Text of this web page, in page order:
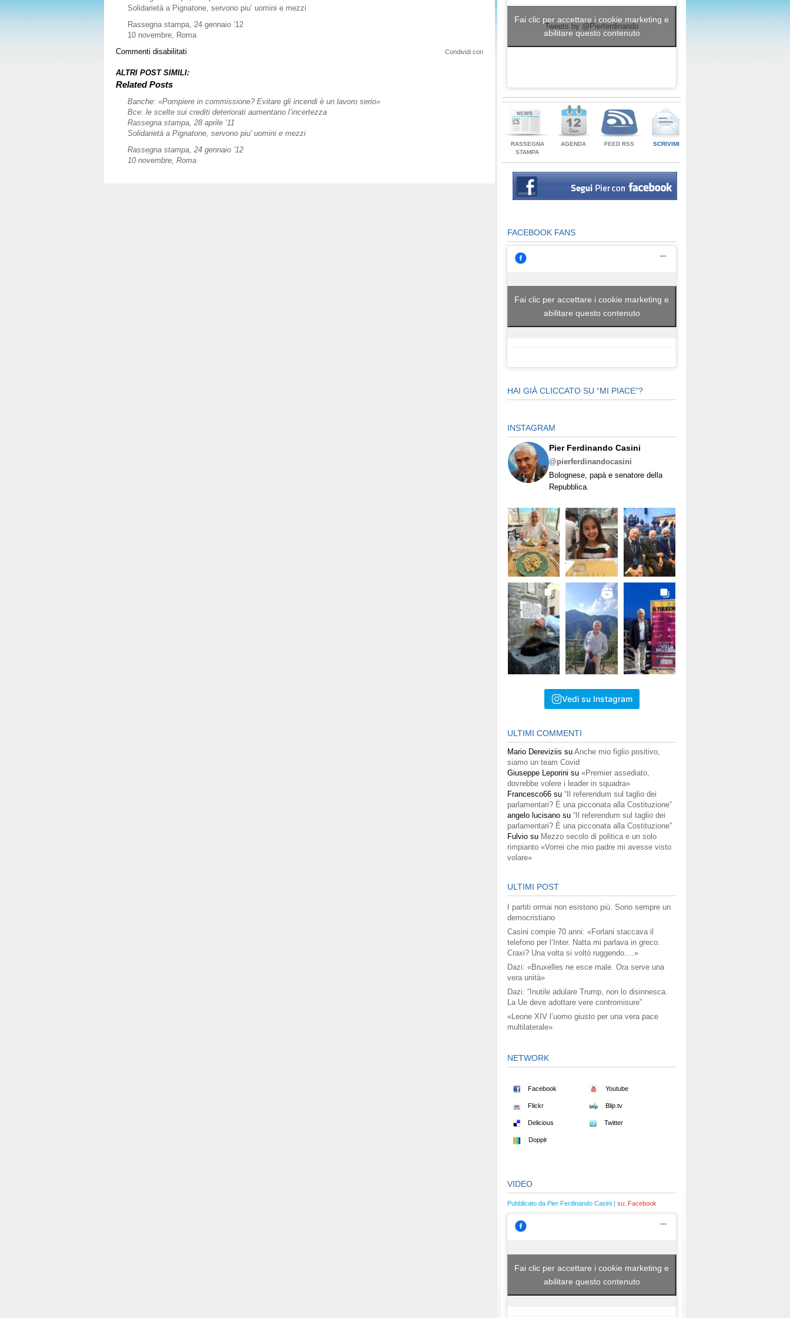
Solidarietà a Pignatone, servono piu’ uomini e mezzi
Rassegna stampa, 24 gennaio ’12
10 novembre, Roma
Commenti disabilitati
maggio,
ALTRI POST SIMILI:
Related Posts
Banche: «Pompiere in commissione? Evitare gli incendi è un lavoro serio»
Bce: le scelte sui crediti deteriorati aumentano l’incertezza
Rassegna stampa, 28 aprile ’11
Solidarietà a Pignatone, servono piu’ uomini e mezzi
Rassegna stampa, 24 gennaio ’12
10 novembre, Roma
Condividi con
Tweets by @Pierferdinando
Fai clic per accettare i cookie marketing e
abilitare questo contenuto
RASSEGNA
STAMPA
AGENDA FEED RSS SCRIVIMI
FACEBOOK FANS
Fai clic per accettare i cookie marketing e
abilitare questo contenuto
HAI GIÀ CLICCATO SU “MI PIACE”?
INSTAGRAM
Pier Ferdinando Casini
@pierferdinandocasini
Bolognese, papà e senatore della
Repubblica.
Vedi su Instagram
ULTIMI COMMENTI
Mario Dereviziis su Anche mio figlio positivo,
siamo un team Covid
Giuseppe Leporini su «Premier assediato,
dovrebbe volere i leader in squadra»
Francesco66 su “Il referendum sul taglio dei
parlamentari? È una picconata alla Costituzione”
angelo lucisano su “Il referendum sul taglio dei
parlamentari? È una picconata alla Costituzione”
Fulvio su Mezzo secolo di politica e un solo
rimpianto «Vorrei che mio padre mi avesse visto
volare»
ULTIMI POST
I partiti ormai non esistono più. Sono sempre un
democristiano
Casini compie 70 anni: «Forlani staccava il
telefono per l’Inter. Natta mi parlava in greco.
Craxi? Una volta si voltò ruggendo….»
Dazi: «Bruxelles ne esce male. Ora serve una
vera unità»
Dazi: “Inutile adulare Trump, non lo disinnesca.
La Ue deve adottare vere contromisure”
«Leone XIV l’uomo giusto per una vera pace
multilaterale»
NETWORK
Facebook Youtube
Flickr Blip.tv
Delicious Twitter
Dopplr
VIDEO
Pubblicato da Pier Ferdinando Casini | su: Facebook
Fai clic per accettare i cookie marketing e
abilitare questo contenuto